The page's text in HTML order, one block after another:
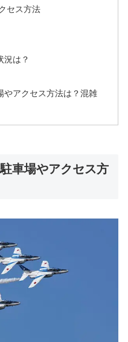
セス方法
況は？
やアクセス方法は？混雑
車場やアクセス方